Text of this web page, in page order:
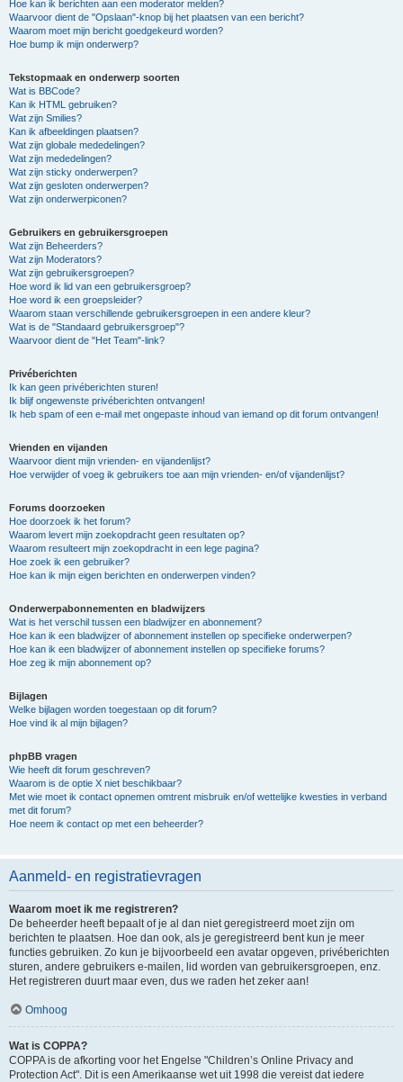
Hoe kan ik berichten aan een moderator melden?
Waarvoor dient de "Opslaan"-knop bij het plaatsen van een bericht?
Waarom moet mijn bericht goedgekeurd worden?
Hoe bump ik mijn onderwerp?
Tekstopmaak en onderwerp soorten
Wat is BBCode?
Kan ik HTML gebruiken?
Wat zijn Smilies?
Kan ik afbeeldingen plaatsen?
Wat zijn globale mededelingen?
Wat zijn mededelingen?
Wat zijn sticky onderwerpen?
Wat zijn gesloten onderwerpen?
Wat zijn onderwerpiconen?
Gebruikers en gebruikersgroepen
Wat zijn Beheerders?
Wat zijn Moderators?
Wat zijn gebruikersgroepen?
Hoe word ik lid van een gebruikersgroep?
Hoe word ik een groepsleider?
Waarom staan verschillende gebruikersgroepen in een andere kleur?
Wat is de "Standaard gebruikersgroep"?
Waarvoor dient de "Het Team"-link?
Privéberichten
Ik kan geen privéberichten sturen!
Ik blijf ongewenste privéberichten ontvangen!
Ik heb spam of een e-mail met ongepaste inhoud van iemand op dit forum ontvangen!
Vrienden en vijanden
Waarvoor dient mijn vrienden- en vijandenlijst?
Hoe verwijder of voeg ik gebruikers toe aan mijn vrienden- en/of vijandenlijst?
Forums doorzoeken
Hoe doorzoek ik het forum?
Waarom levert mijn zoekopdracht geen resultaten op?
Waarom resulteert mijn zoekopdracht in een lege pagina?
Hoe zoek ik een gebruiker?
Hoe kan ik mijn eigen berichten en onderwerpen vinden?
Onderwerpabonnementen en bladwijzers
Wat is het verschil tussen een bladwijzer en abonnement?
Hoe kan ik een bladwijzer of abonnement instellen op specifieke onderwerpen?
Hoe kan ik een bladwijzer of abonnement instellen op specifieke forums?
Hoe zeg ik mijn abonnement op?
Bijlagen
Welke bijlagen worden toegestaan op dit forum?
Hoe vind ik al mijn bijlagen?
phpBB vragen
Wie heeft dit forum geschreven?
Waarom is de optie X niet beschikbaar?
Met wie moet ik contact opnemen omtrent misbruik en/of wettelijke kwesties in verband
met dit forum?
Hoe neem ik contact op met een beheerder?
Aanmeld- en registratievragen
Waarom moet ik me registreren?
De beheerder heeft bepaalt of je al dan niet geregistreerd moet zijn om
berichten te plaatsen. Hoe dan ook, als je geregistreerd bent kun je meer
functies gebruiken. Zo kun je bijvoorbeeld een avatar opgeven, privéberichten
sturen, andere gebruikers e-mailen, lid worden van gebruikersgroepen, enz.
Het registreren duurt maar even, dus we raden het zeker aan!
Omhoog
Wat is COPPA?
COPPA is de afkorting voor het Engelse "Children’s Online Privacy and
Protection Act". Dit is een Amerikaanse wet uit 1998 die vereist dat iedere